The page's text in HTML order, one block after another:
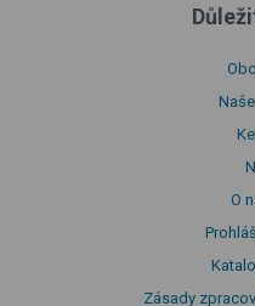
O
Zásady